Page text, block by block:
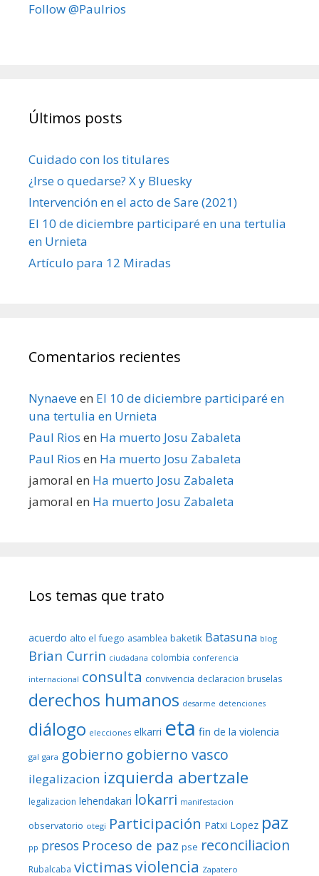
Follow @Paulrios
Últimos posts
Cuidado con los titulares
¿Irse o quedarse? X y Bluesky
Intervención en el acto de Sare (2021)
El 10 de diciembre participaré en una tertulia
en Urnieta
Artículo para 12 Miradas
Comentarios recientes
Nynaeveen El 10 de diciembre participaré en
una tertulia en Urnieta
Paul Rios en Ha muerto Josu Zabaleta
Paul Rios en Ha muerto Josu Zabaleta
jamoral en Ha muerto Josu Zabaleta
jamoral en Ha muerto Josu Zabaleta
Los temas que trato
acuerdo alto el fuego asamblea baketik Batasuna blog
Brian Currin ciudadana colombia conferencia
internacional consulta convivencia declaracion bruselas
derechos humanos desarme detenciones
diálogo elecciones elkarri eta fin de la violencia
gal gara gobierno gobierno vasco
ilegalizacion izquierda abertzale
legalizacion lehendakari lokarri manifestacion
observatorio otegi Participación Patxi Lopez paz
pp presos Proceso de paz pse reconciliacion
Rubalcaba victimasviolencia Zapatero